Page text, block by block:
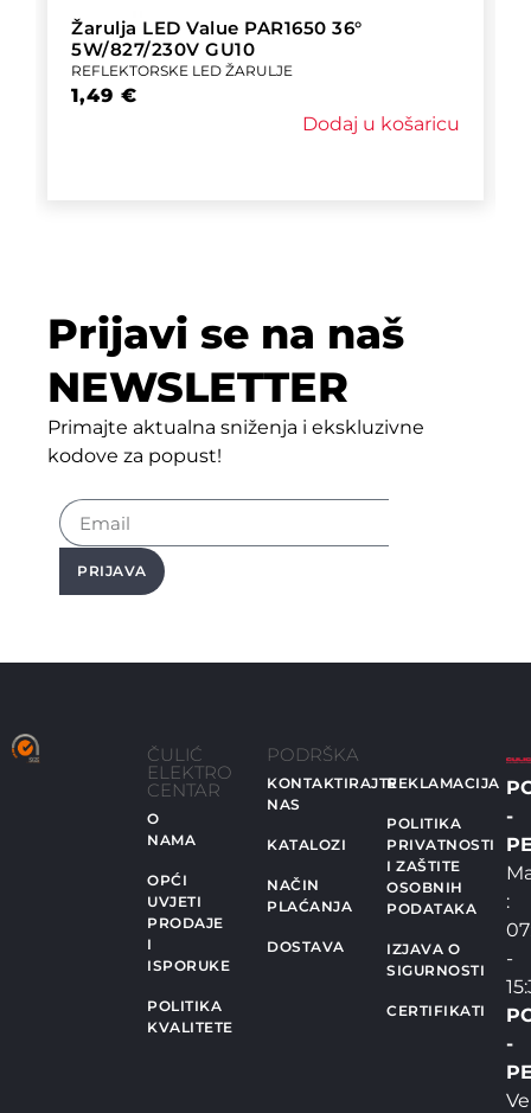
Žarulja LED Value PAR1650 36°
5W/827/230V GU10
REFLEKTORSKE LED ŽARULJE
1,49 €
Dodaj u košaricu
Prijavi se na naš
NEWSLETTER
Primajte aktualna sniženja i ekskluzivne
kodove za popust!
PRIJAVA
ČULIĆ
ELEKTRO
CENTAR
O
NAMA
OPĆI
UVJETI
PRODAJE
I
ISPORUKE
POLITIKA
KVALITETE
PODRŠKA
KONTAKTIRAJTE
NAS
KATALOZI
NAČIN
PLAĆANJA
DOSTAVA
REKLAMACIJA
POLITIKA
PRIVATNOSTI
I ZAŠTITE
OSOBNIH
PODATAKA
IZJAVA O
SIGURNOSTI
CERTIFIKATI
-
:
-
-